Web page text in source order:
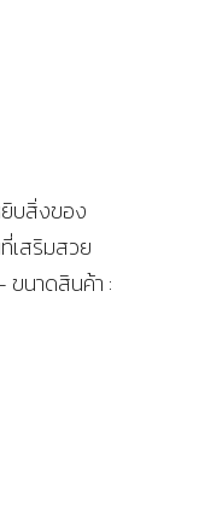
บสิ่งของ
เสริมสวย
ขนาดสินค้า :